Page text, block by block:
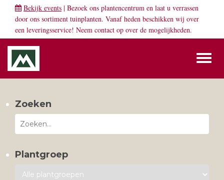
Bekijk events | Bezoek ons plantencentrum en laat u verrassen
door ons sortiment tuinplanten. Vanaf heden beschikken wij over
een leveringsservice! Neem contact op over de mogelijkheden.
Zoeken
Plantgroep